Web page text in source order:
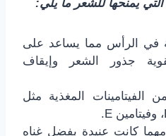
التي يمنحها للشعر ما يلي:
في الرأس مما يساعد على
جذور الشعر وإيقاف
الفيتامينات المغذية مثل
كانت عنيدة بفضل غناه